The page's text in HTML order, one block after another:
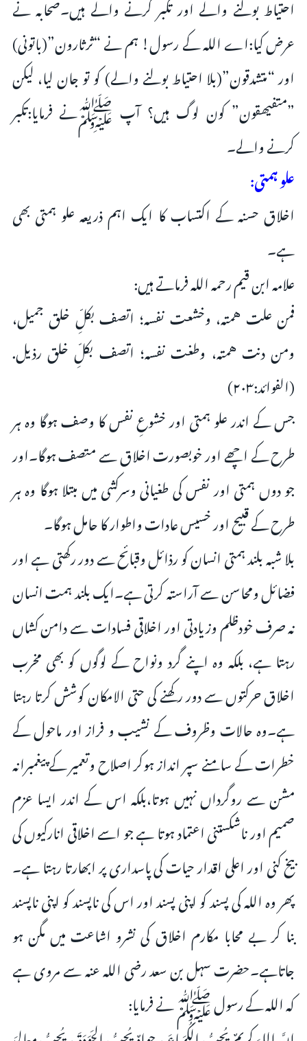
احتیاط بولنے والے اور تکبر کرنے والے ہیں۔صحابہ نے
عرض کیا:اے اللہ کے رسول! ہم نے “ثرثارون”(باتونی)
اور “متشدقون”(بلا احتیاط بولنے والے) کو تو جان لیا، لیکن
”متفیھقون” کون لوگ ہیں؟ آپ ﷺنے فرمایا:تکبر
کرنے والے۔
علو ہمتی:
اخلاق حسنہ کے اکتساب کا ایک اہم ذریعہ علو ہمتی بھی
ہے۔
علامہ ابن قیم رحمہ اللہ فرماتے ہیں:
فمن علت همته، وخشعت نفسه؛ اتصف بكلِّ خلق جميل،
ومن دنت همته، وطغت نفسه؛ اتصف بكلِّ خلق رذيل.
(الفوائد:۲۰۳)
جس کے اندر علو ہمتی اور خشوعِ نفس کا وصف ہوگا وہ ہر
طرح کے اچھے اور خوبصورت اخلاق سے متصف ہوگا۔اور
جو دوں ہمتی اور نفس کی طغیانی وسرکشی میں مبتلا ہوگا وہ ہر
طرح کے قبیح اور خسیس عادات واطوار کا حامل ہوگا۔
بلا شبہ بلند ہمتی انسان کو رذائل وقبائح سے دور رکھتی ہے اور
فضائل ومحاسن سے آراستہ کرتی ہے۔ایک بلند ہمت انسان
نہ صرف خودظلم وزیادتی اور اخلاقی فسادات سے دامن کشاں
رہتا ہے، بلکہ وہ اپنے گرد ونواح کے لوگوں کو بھی مخرب
اخلاق حرکتوں سے دور رکھنے کی حتی الامکان کوشش کرتا رہتا
ہے۔وہ حالات وظروف کے نشیب و فراز اور ماحول کے
خطرات کے سامنے سپر انداز ہوکر اصلاح وتعمیر کے پیغمبرانہ
مشن سے روگرداں نہیں ہوتا،بلکہ اس کے اندر ایسا عزم
صمیم اور ناشکستنی اعتماد ہوتا ہے جو اسے اخلاقی انارکیوں کی
بیخ کنی اور اعلی اقدار حیات کی پاسداری پر ابھارتا رہتا ہے۔
پھر وہ اللہ کی پسند کو اپنی پسند اور اس کی ناپسند کو اپنی ناپسند
بنا کر بے محابا مکارم اخلاق کی نشرو اشاعت میں مگن ہو
جاتاہے۔حضرت سہل بن سعد رضی اللہ عنہ سے مروی ہے
کہ اللہ کے رسول ﷺ نے فرمایا: